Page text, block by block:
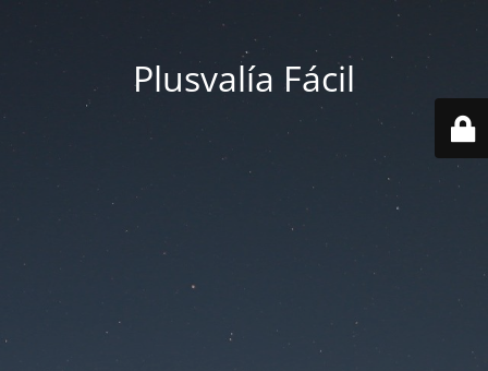
Plusvalía Fácil